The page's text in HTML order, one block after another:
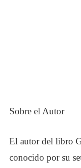
Sobre el Autor
El autor del libro
conocido por su